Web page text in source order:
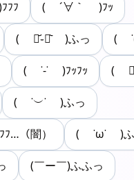
ﾌﾌ ( ´∀｀ )ﾌｯ
( ･᷄֊･᷅ )ふっ (
( ˙-˙ )ﾌｯﾌｯ ( ･᷄
( ˙︶˙ )ふっ
（闇） ( ˙ω˙ )ふ
(￣ー￣)ふふっ